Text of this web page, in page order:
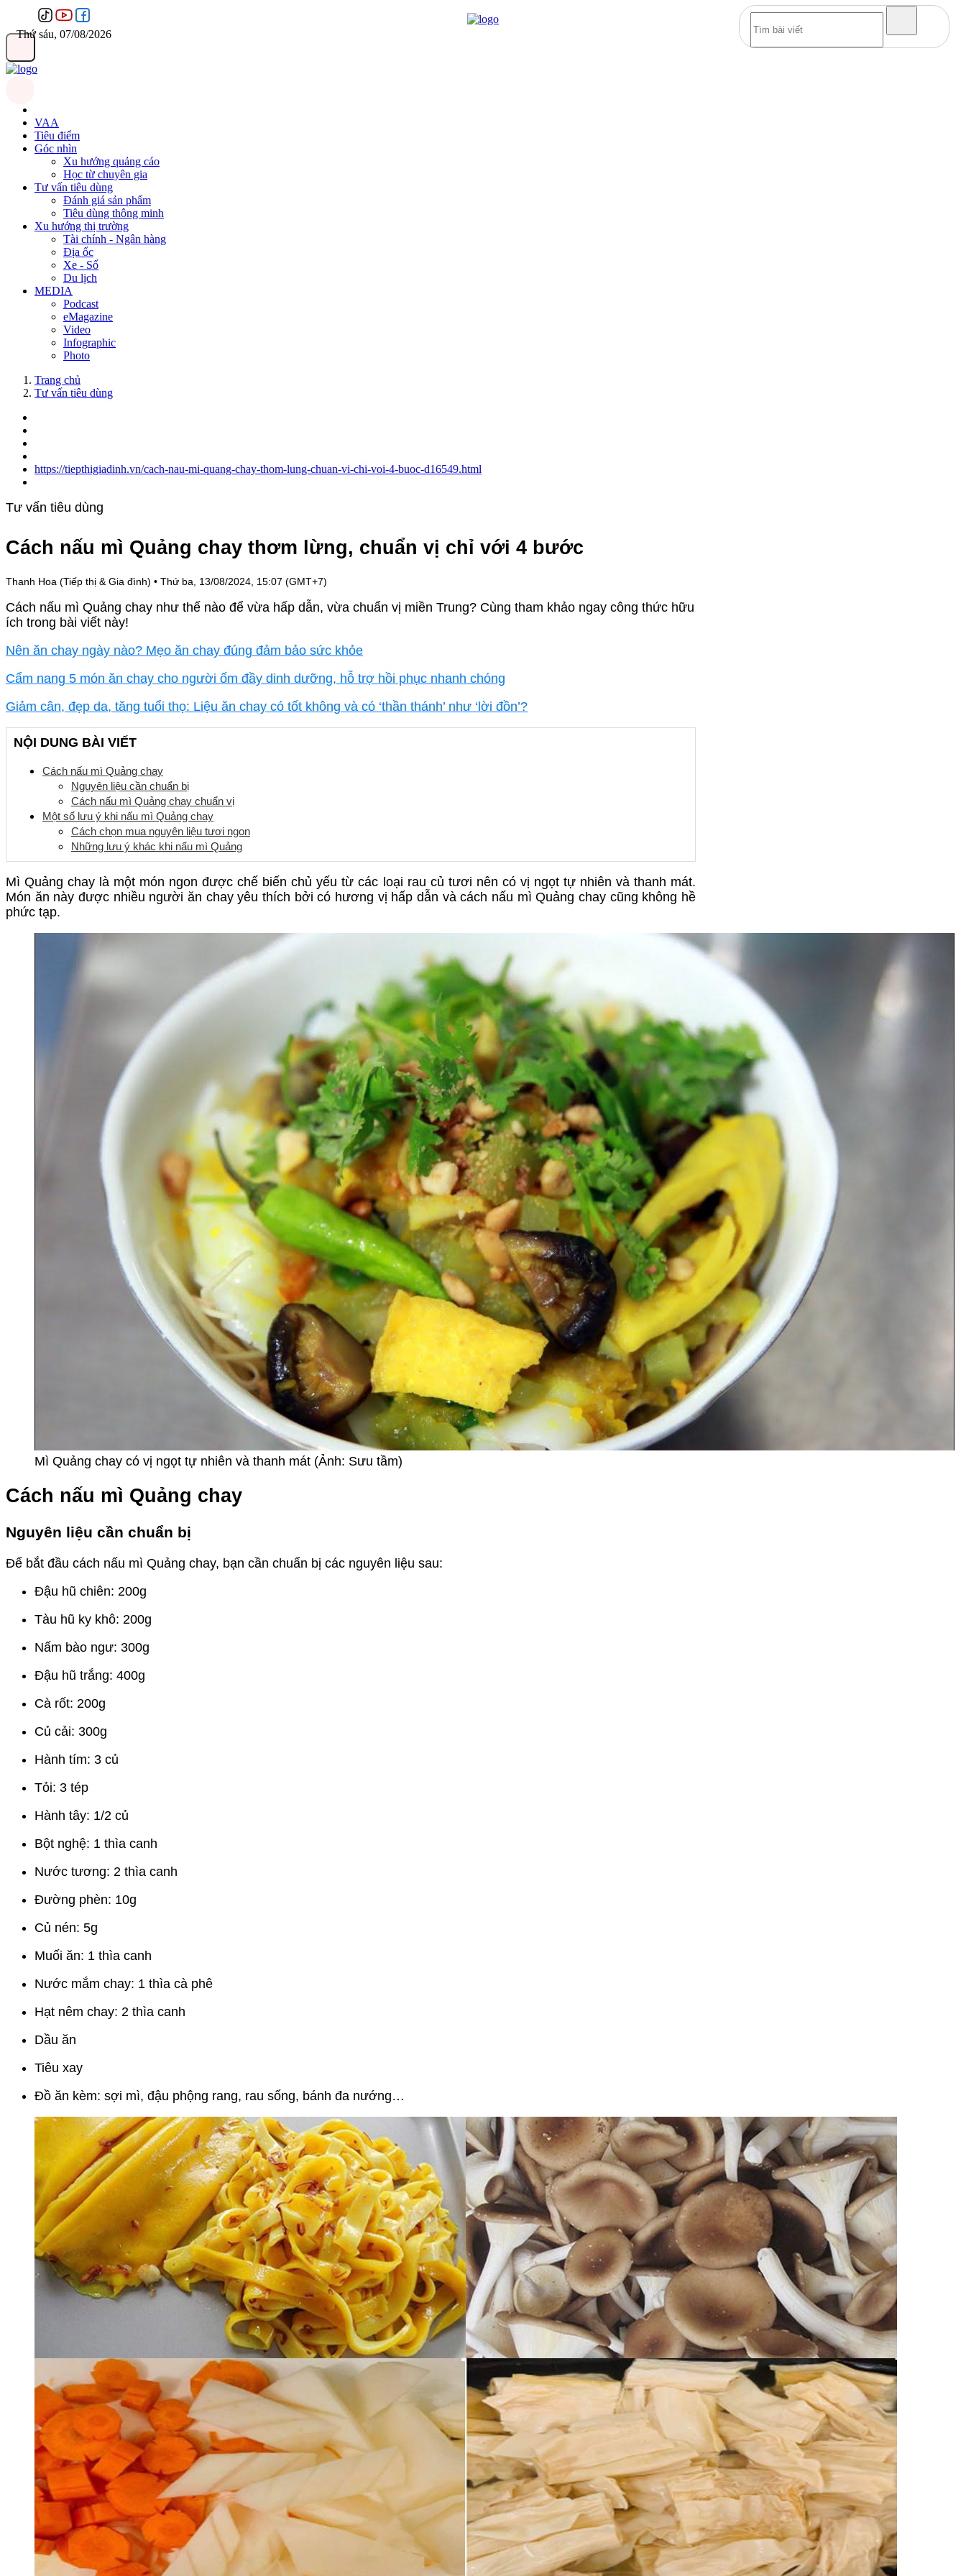
Thứ sáu, 07/08/2026
VAA
Tiêu điểm
Góc nhìn
Xu hướng quảng cáo
Học từ chuyên gia
Tư vấn tiêu dùng
Đánh giá sản phẩm
Tiêu dùng thông minh
Xu hướng thị trường
Tài chính - Ngân hàng
Địa ốc
Xe - Số
Du lịch
MEDIA
Podcast
eMagazine
Video
Infographic
Photo
Trang chủ
Tư vấn tiêu dùng
https://tiepthigiadinh.vn/cach-nau-mi-quang-chay-thom-lung-chuan-vi-chi-voi-4-buoc-d16549.html
Tư vấn tiêu dùng
Cách nấu mì Quảng chay thơm lừng, chuẩn vị chỉ với 4 bước
Thanh Hoa (Tiếp thị & Gia đình) • Thứ ba, 13/08/2024, 15:07 (GMT+7)
Cách nấu mì Quảng chay như thế nào để vừa hấp dẫn, vừa chuẩn vị miền Trung? Cùng tham khảo ngay công thức hữu
ích trong bài viết này!
Nên ăn chay ngày nào? Mẹo ăn chay đúng đảm bảo sức khỏe
Cẩm nang 5 món ăn chay cho người ốm đầy dinh dưỡng, hỗ trợ hồi phục nhanh chóng
Giảm cân, đẹp da, tăng tuổi thọ: Liệu ăn chay có tốt không và có ‘thần thánh’ như ‘lời đồn’?
NỘI DUNG BÀI VIẾT
Cách nấu mì Quảng chay
Nguyên liệu cần chuẩn bị
Cách nấu mì Quảng chay chuẩn vị
Một số lưu ý khi nấu mì Quảng chay
Cách chọn mua nguyên liệu tươi ngon
Những lưu ý khác khi nấu mì Quảng
Mì Quảng chay là một món ngon được chế biến chủ yếu từ các loại rau củ tươi nên có vị ngọt tự nhiên và thanh mát.
Món ăn này được nhiều người ăn chay yêu thích bởi có hương vị hấp dẫn và cách nấu mì Quảng chay cũng không hề
phức tạp.
Mì Quảng chay có vị ngọt tự nhiên và thanh mát (Ảnh: Sưu tầm)
Cách nấu mì Quảng chay
Nguyên liệu cần chuẩn bị
Để bắt đầu cách nấu mì Quảng chay, bạn cần chuẩn bị các nguyên liệu sau:
Đậu hũ chiên: 200g
Tàu hũ ky khô: 200g
Nấm bào ngư: 300g
Đậu hũ trắng: 400g
Cà rốt: 200g
Củ cải: 300g
Hành tím: 3 củ
Tỏi: 3 tép
Hành tây: 1/2 củ
Bột nghệ: 1 thìa canh
Nước tương: 2 thìa canh
Đường phèn: 10g
Củ nén: 5g
Muối ăn: 1 thìa canh
Nước mắm chay: 1 thìa cà phê
Hạt nêm chay: 2 thìa canh
Dầu ăn
Tiêu xay
Đồ ăn kèm: sợi mì, đậu phộng rang, rau sống, bánh đa nướng…